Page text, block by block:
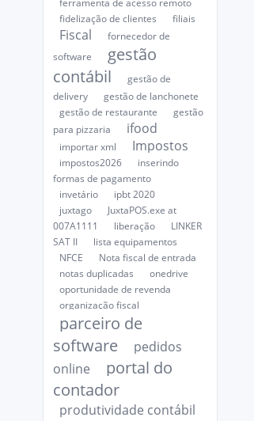
ferramenta de acesso remoto
fidelização de clientes
filiais
Fiscal
fornecedor de
software
gestão
contábil
gestão de
delivery
gestão de lanchonete
gestão de restaurante
gestão
para pizzaria
ifood
importar xml Impostos
impostos2026
inserindo
formas de pagamento
invetário
ipbt 2020
juxtago
JuxtaPOS.exe at
007A1111
liberação
LINKER
SAT II
lista equipamentos
NFCE
Nota fiscal de entrada
notas duplicadas
onedrive
oportunidade de revenda
organização fiscal
parceiro de
software
pedidos
online
portal do
contador
produtividade contábil